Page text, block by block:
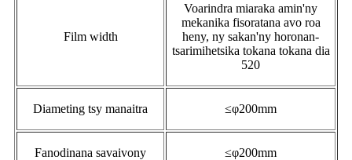
Film width
Voarindra miaraka amin'ny
mekanika fisoratana avo roa
heny, ny sakan'ny horonan-
tsarimihetsika tokana tokana dia
520
Diameting tsy manaitra ≤φ200mm
Fanodinana savaivony ≤φ200mm